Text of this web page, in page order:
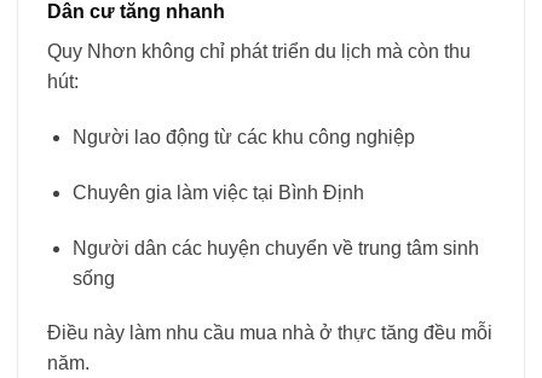
Dân cư tăng nhanh
Quy Nhơn không chỉ phát triển du lịch mà còn thu
hút:
Người lao động từ các khu công nghiệp
Chuyên gia làm việc tại Bình Định
Người dân các huyện chuyển về trung tâm sinh
sống
Điều này làm nhu cầu mua nhà ở thực tăng đều mỗi
năm.